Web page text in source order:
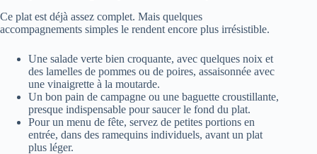
Ce plat est déjà assez complet. Mais quelques
accompagnements simples le rendent encore plus irrésistible.
Une salade verte bien croquante, avec quelques noix et
des lamelles de pommes ou de poires, assaisonnée avec
une vinaigrette à la moutarde.
Un bon pain de campagne ou une baguette croustillante,
presque indispensable pour saucer le fond du plat.
Pour un menu de fête, servez de petites portions en
entrée, dans des ramequins individuels, avant un plat
plus léger.